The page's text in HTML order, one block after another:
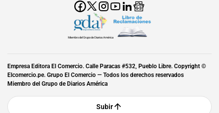
Miembro del Grupo de Diarios América
Empresa Editora El Comercio. Calle Paracas #532, Pueblo Libre. Copyright ©
Elcomercio.pe. Grupo El Comercio — Todos los derechos reservados
Miembro del Grupo de Diarios América
Subir